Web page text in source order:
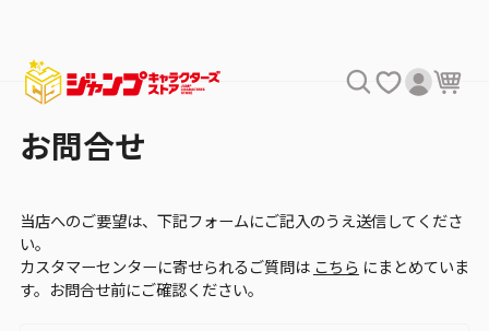
お問合せ
当店へのご要望は、下記フォームにご記入のうえ送信してくださ
い。
カスタマーセンターに寄せられるご質問は こちら にまとめていま
す。お問合せ前にご確認ください。